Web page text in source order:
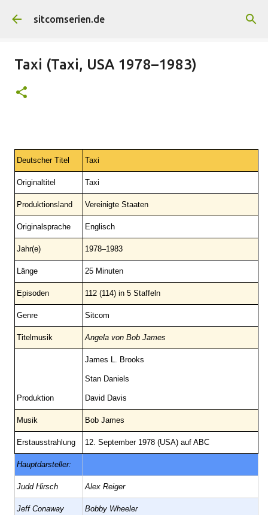
Direkt zum Hauptbereich
sitcomserien.de
Taxi (Taxi, USA 1978–1983)
Deutscher Titel Taxi
Originaltitel Taxi
Produktionsland Vereinigte Staaten
Originalsprache Englisch
Jahr(e) 1978–1983
Länge 25 Minuten
Episoden 112 (114) in 5 Staffeln
Genre Sitcom
Titelmusik Angela von Bob James
Produktion
James L. Brooks
Stan Daniels
David Davis
Musik Bob James
Erstausstrahlung 12. September 1978 (USA) auf ABC
Hauptdarsteller:
Judd Hirsch Alex Reiger
Jeff Conaway Bobby Wheeler